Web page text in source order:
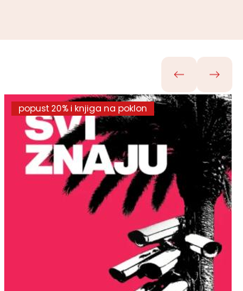
popust 20% i knjiga na poklon